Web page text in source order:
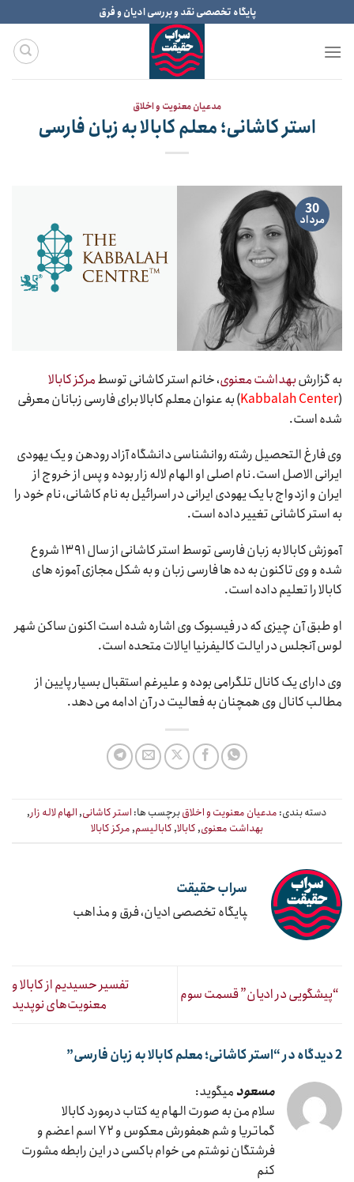
to
content
پایگاه تخصصی نقد و بررسی ادیان و فرق
مدعیان معنویت و اخلاق
استر کاشانی؛ معلم کابالا به زبان فارسی
30
مرداد
به گزارشبهداشت معنوی، خانم استر کاشانی توسطمرکز کابالا
(
Kabbalah Center) به عنوان معلم کابالا برای فارسی زبانان معرفی
شده است.
وی فارغ التحصیل رشته روانشناسی دانشگاه آزاد رودهن و یک یهودی
ایرانی الاصل است. نام اصلی او الهام لاله زار بوده و پس از خروج از
ایران و ازدواج با یک یهودی ایرانی در اسرائیل به نام کاشانی، نام خود را
به استر کاشانی تغییر داده است.
آموزش کابالا به زبان فارسی توسط استر کاشانی از سال ۱۳۹۱ شروع
شده و وی تاکنون به ده ها فارسی زبان و به شکل مجازی آموزه های
کابالا را تعلیم داده است.
او طبق آن چیزی که در فیسبوک وی اشاره شده است اکنون ساکن شهر
لوس آنجلس در ایالت کالیفرنیا ایالات متحده است.
وی دارای یک کانال تلگرامی بوده و علیرغم استقبال بسیار پایین از
مطالب کانال وی همچنان به فعالیت در آن ادامه می دهد.
دسته بندی: مدعیان معنویت و اخلاقبرچسب ها: استر کاشانی,الهام لاله زار,
بهداشت معنوی,کابالا,کابالیسم,مرکز کابالا
سراب حقیقت
‍پایگاه تخصصی ادیان، فرق و مذاهب
“پیشگویی در ادیان” قسمت سوم
تفسیر حسیدیم از کابالا و
معنویت‌های نوپدید
2 دیدگاه در “ استر کاشانی؛ معلم کابالا به زبان فارسی”
مسعودمیگوید:
سلام من به صورت الهام یه کتاب درمورد کابالا
گماتریا و شم همفورش معکوس و ۷۲ اسم اعضم و
فرشتگان نوشتم می خوام باکسی در این رابطه مشورت
کنم